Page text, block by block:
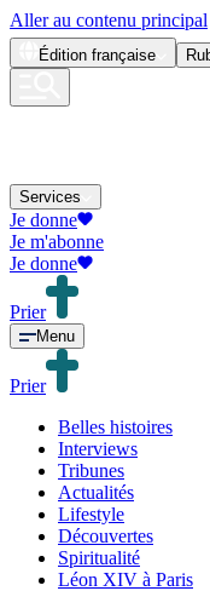
Aller au contenu principal
Édition française
Services
Je donne
Je m'abonne
Je donne
Prier
Menu
Prier
Belles histoires
Interviews
Tribunes
Actualités
Lifestyle
Découvertes
Spiritualité
Léon XIV à Paris